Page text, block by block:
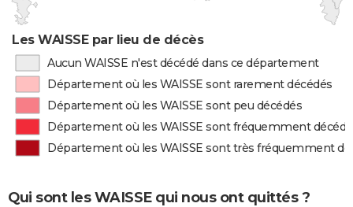
Les WAISSE par lieu de décès
Aucun WAISSE n'est décédé dans ce département
Département où les WAISSE sont rarement décédés
Département où les WAISSE sont peu décédés
Département où les WAISSE sont fréquemment
Département où les WAISSE sont très fréquemment
Qui sont les WAISSE qui nous ont quittés ?